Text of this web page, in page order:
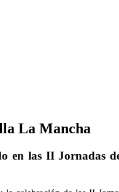
La Mancha
las II Jornadas